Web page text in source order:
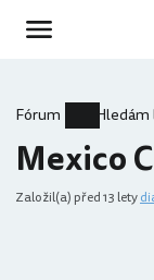
Fórum
Mexico
Založil(a) před 13 lety